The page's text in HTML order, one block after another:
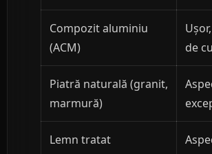
Compozit aluminiu
(ACM)
de
Piatră naturală (granit,
marmură)
Lemn tratat